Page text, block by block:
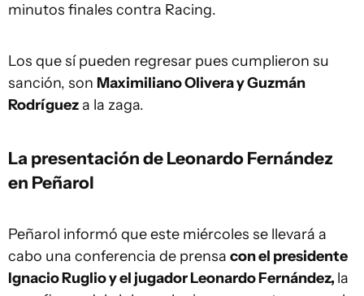
minutos finales contra Racing.
Los que sí pueden regresar pues cumplieron su
sanción, son Maximiliano Olivera y Guzmán
Rodrígueza la zaga.
La presentación deLeonardo Fernández
en Peñarol
Peñarol informó que este miércoles se llevará a
cabo una conferencia de prensa con el presidente
Ignacio Ruglio y el jugador Leonardo Fernández, la